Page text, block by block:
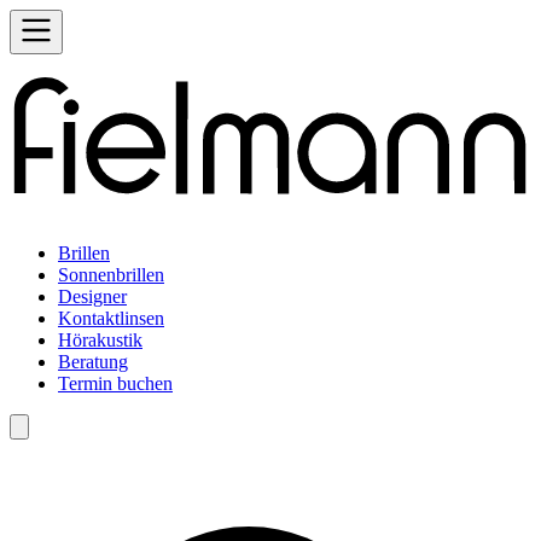
Brillen
Sonnenbrillen
Designer
Kontaktlinsen
Hörakustik
Beratung
Termin buchen